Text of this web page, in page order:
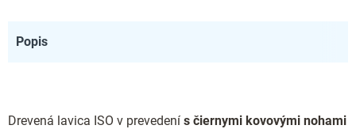
Popis
Drevená lavica ISO v prevedení s čiernymi kovovými nohami